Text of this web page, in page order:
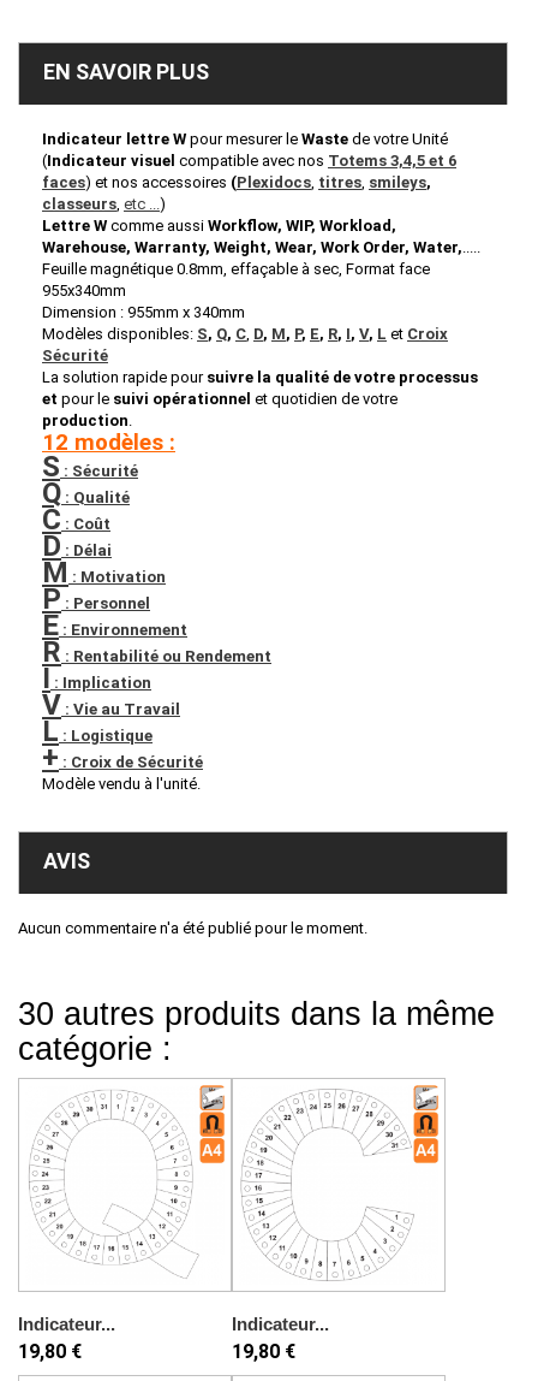
EN SAVOIR PLUS
Indicateur lettre W pour mesurer le Waste de votre Unité
(Indicateur visuel compatible avec nos Totems 3,4,5 et 6
faces) et nos accessoires (Plexidocs, titres, smileys,
classeurs, etc ...)
Lettre W comme aussi Workflow, WIP, Workload,
Warehouse, Warranty, Weight, Wear, Work Order, Water,.....
Feuille magnétique 0.8mm, effaçable à sec, Format face
955x340mm
Dimension : 955mm x 340mm
Modèles disponibles: S, Q, C, D, M, P, E, R, I, V, L et Croix
Sécurité
La solution rapide pour suivre la qualité de votre processus
et pour le suivi opérationnel et quotidien de votre
production.
12 modèles :
S : Sécurité
Q : Qualité
C : Coût
D : Délai
M : Motivation
P : Personnel
E : Environnement
R : Rentabilité ou Rendement
I : Implication
V : Vie au Travail
L : Logistique
+ : Croix de Sécurité
Modèle vendu à l'unité.
AVIS
Aucun commentaire n'a été publié pour le moment.
30 autres produits dans la même
catégorie :
Indicateur...
19,80 €
Indicateur...
19,80 €